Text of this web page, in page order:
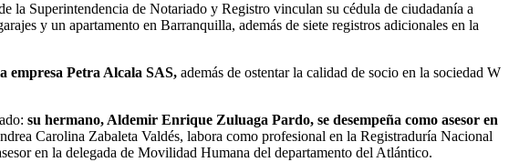
la Superintendencia de Notariado y Registro vinculan su cédula de ciudadanía a
y un apartamento en Barranquilla, además de siete registros adicionales en la
empresa Petra Alcala SAS, además de ostentar la calidad de socio en la sociedad W
su hermano, Aldemir Enrique Zuluaga Pardo, se desempeña como asesor en
Carolina Zabaleta Valdés, labora como profesional en la Registraduría Nacional
en la delegada de Movilidad Humana del departamento del Atlántico.